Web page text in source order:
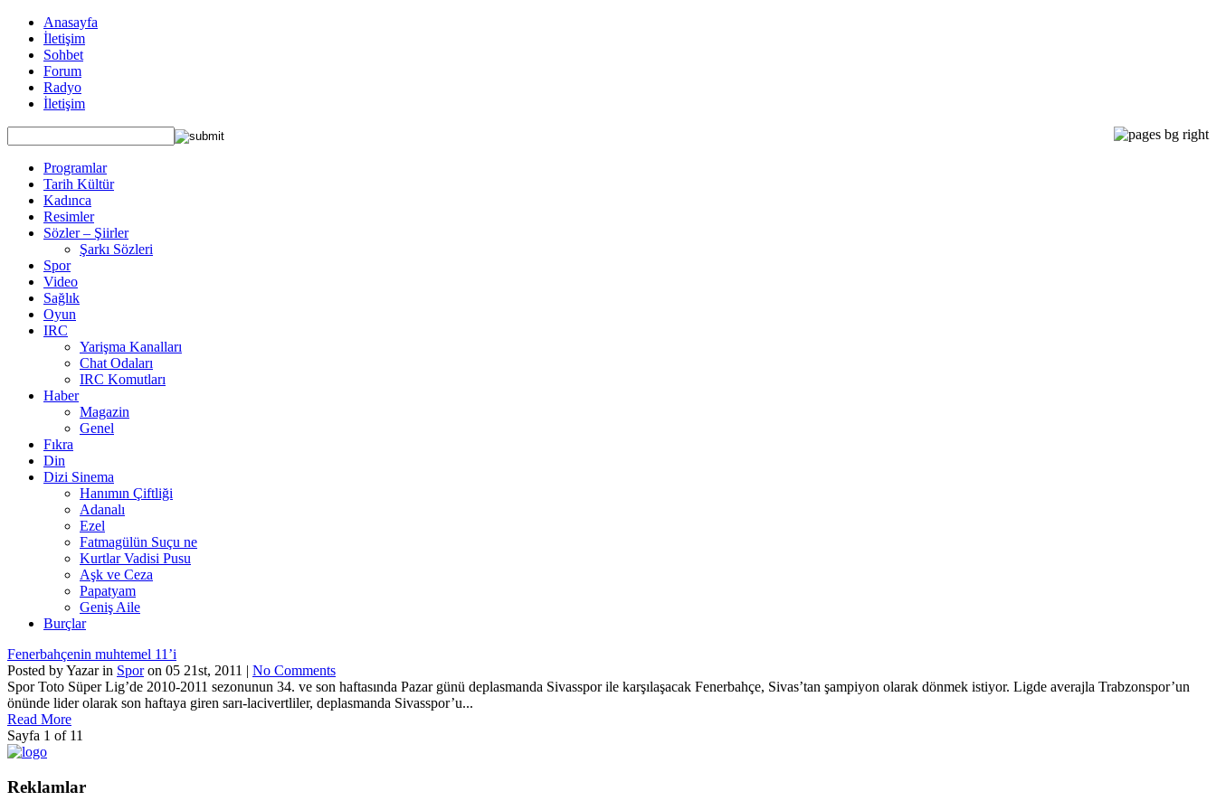
Anasayfa
İletişim
Sohbet
Forum
Radyo
İletişim
Programlar
Tarih Kültür
Kadınca
Resimler
Sözler – Şiirler
Şarkı Sözleri
Spor
Video
Sağlık
Oyun
IRC
Yarişma Kanalları
Chat Odaları
IRC Komutları
Haber
Magazin
Genel
Fıkra
Din
Dizi Sinema
Hanımın Çiftliği
Adanalı
Ezel
Fatmagülün Suçu ne
Kurtlar Vadisi Pusu
Aşk ve Ceza
Papatyam
Geniş Aile
Burçlar
Fenerbahçenin muhtemel 11’i
Posted by Yazar in Sporon 05 21st, 2011 | No Comments
Spor Toto Süper Lig’de 2010-2011 sezonunun 34. ve son haftasında Pazar günü deplasmanda Sivasspor ile karşılaşacak Fenerbahçe, Sivas’tan şampiyon olarak dönmek istiyor. Ligde averajla Trabzonspor’un
önünde lider olarak son haftaya giren sarı-lacivertliler, deplasmanda Sivasspor’u...
Read More
Sayfa 1 of 11
Reklamlar